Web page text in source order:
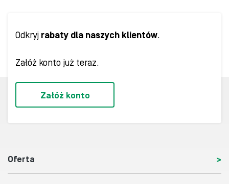
Odkryj rabaty dla naszych klientów.
Załóż konto już teraz.
Załóż konto
Oferta